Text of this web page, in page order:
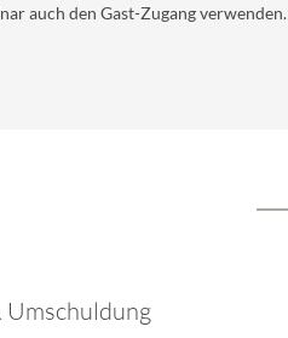
auch den Gast-Zugang verwenden.